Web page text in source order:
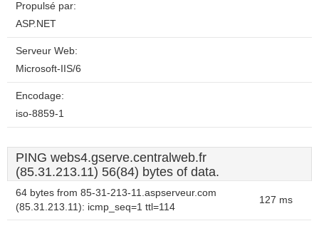
Propulsé par:
ASP.NET
Serveur Web:
Microsoft-IIS/6
Encodage:
iso-8859-1
PING webs4.gserve.centralweb.fr
(85.31.213.11) 56(84) bytes of data.
64 bytes from 85-31-213-11.aspserveur.com
(85.31.213.11): icmp_seq=1 ttl=114
127 ms